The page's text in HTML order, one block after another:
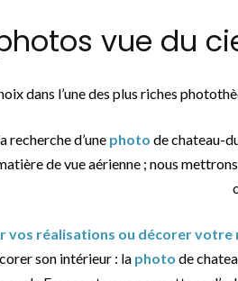
vue du
dans l’une des plus riches
recherche d’une photo de chateau-
de vue aérienne ; nous
vos réalisations ou décorer votre
son intérieur : la photo de